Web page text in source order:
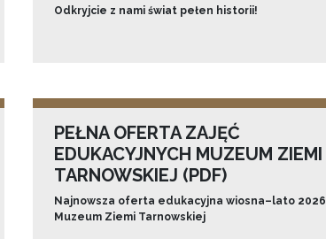
Odkryjcie z nami świat pełen historii!
PEŁNA OFERTA ZAJĘĆ
EDUKACYJNYCH MUZEUM ZIEMI
TARNOWSKIEJ (PDF)
Najnowsza oferta edukacyjna wiosna–lato 2026
Muzeum Ziemi Tarnowskiej